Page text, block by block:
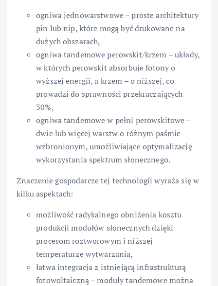
ogniwa jednowarstwowe – proste architektury
pin lub nip, które mogą być drukowane na
dużych obszarach,
ogniwa tandemowe perowskit/krzem – układy,
w których perowskit absorbuje fotony o
wyższej energii, a krzem – o niższej, co
prowadzi do sprawności przekraczających
30%,
ogniwa tandemowe w pełni perowskitowe –
dwie lub więcej warstw o różnym paśmie
wzbronionym, umożliwiające optymalizację
wykorzystania spektrum słonecznego.
Znaczenie gospodarcze tej technologii wyraża się w
kilku aspektach:
możliwość radykalnego obniżenia kosztu
produkcji modułów słonecznych dzięki
procesom roztworowym i niższej
temperaturze wytwarzania,
łatwa integracja z istniejącą infrastrukturą
fotowoltaiczną – moduły tandemowe można